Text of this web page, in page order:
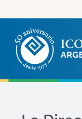
contenido